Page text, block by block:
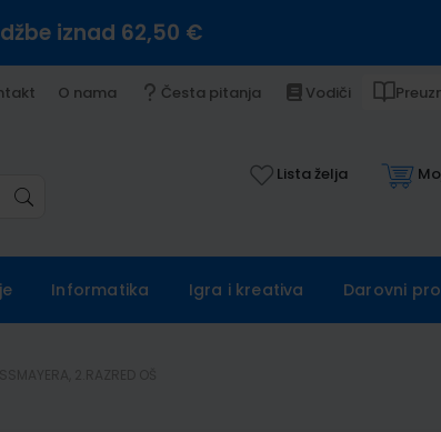
iznad 62,50 €
O nama Česta pitanja Vodiči
Lista želja
Informatika Igra i kreativa Darovni